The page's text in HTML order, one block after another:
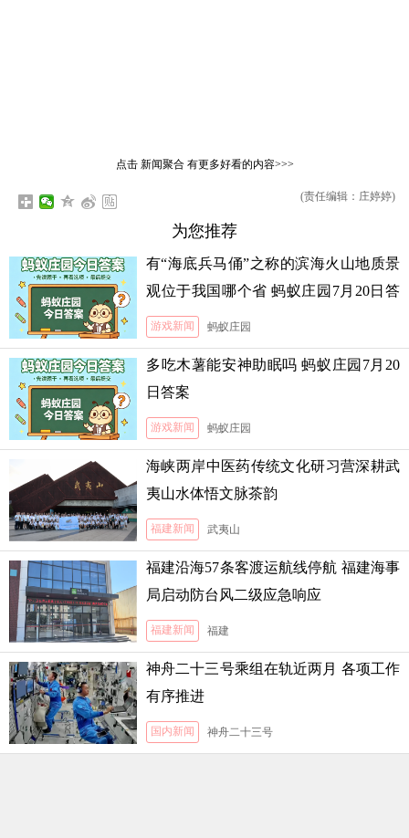
点击 新闻聚合有更多好看的内容>>>
(责任编辑：庄婷婷)
为您推荐
有“海底兵马俑”之称的滨海火山地质景
观位于我国哪个省 蚂蚁庄园7月20日答
案
游戏新闻 蚂蚁庄园
多吃木薯能安神助眠吗 蚂蚁庄园7月20
日答案
游戏新闻 蚂蚁庄园
海峡两岸中医药传统文化研习营深耕武
夷山水体悟文脉茶韵
福建新闻 武夷山
福建沿海57条客渡运航线停航 福建海事
局启动防台风二级应急响应
福建新闻 福建
神舟二十三号乘组在轨近两月 各项工作
有序推进
国内新闻 神舟二十三号